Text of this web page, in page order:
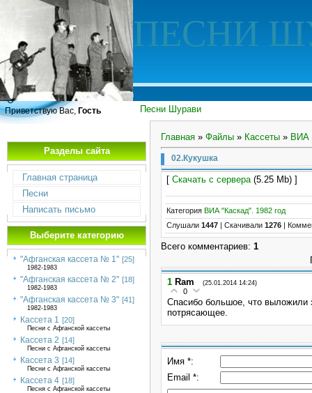
ПЕСНИ
Песни Шурави
Приветствую Вас, Гость
Разделы сайта
Главная страница
Песни
Написать письмо
Выберите категорию
"Афганская кассета № 1" [25]
1982-1983
"Афганская кассета № 2" [18]
1982-1983
"Афганская кассета № 3" [41]
1982-1983
Кассета 1 [20]
Песни с Афганской кассеты
Кассета 2 [14]
Песни с Афганской кассеты
Кассета 3 [14]
Песни с Афганской кассеты
Кассета 4 [18]
Песня с Афганской кассеты
Главная » Файлы » Кассеты » ВИА
02.Кукушка
[ Скачать с сервера(5.25 Mb) ]
Категория ВИА "Каскад". 1982 год
Слушали 1447 Скачивали 1276
Всего комментариев: 1
1 Ram (25.01.2014 14:24)
0
Спасибо большое, что выложили
потрясающее.
Имя *:
Email *: